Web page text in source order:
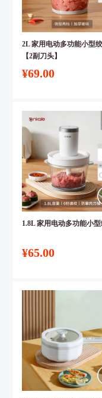
2L 家用电动多功能小型
【2副刀头】
¥69.00
1.8L 家用电动多功能小
¥65.00